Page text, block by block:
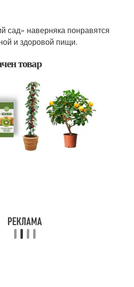
сад» наверняка понравятся
и здоровой пищи.
товар